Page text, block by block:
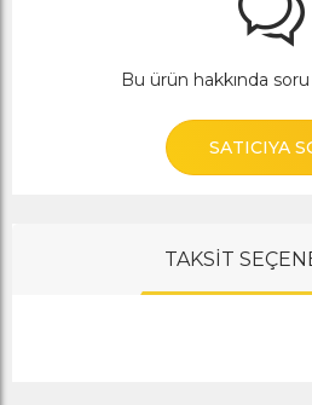
Bu ürün hakkında
SATICIYA
TAKSİT